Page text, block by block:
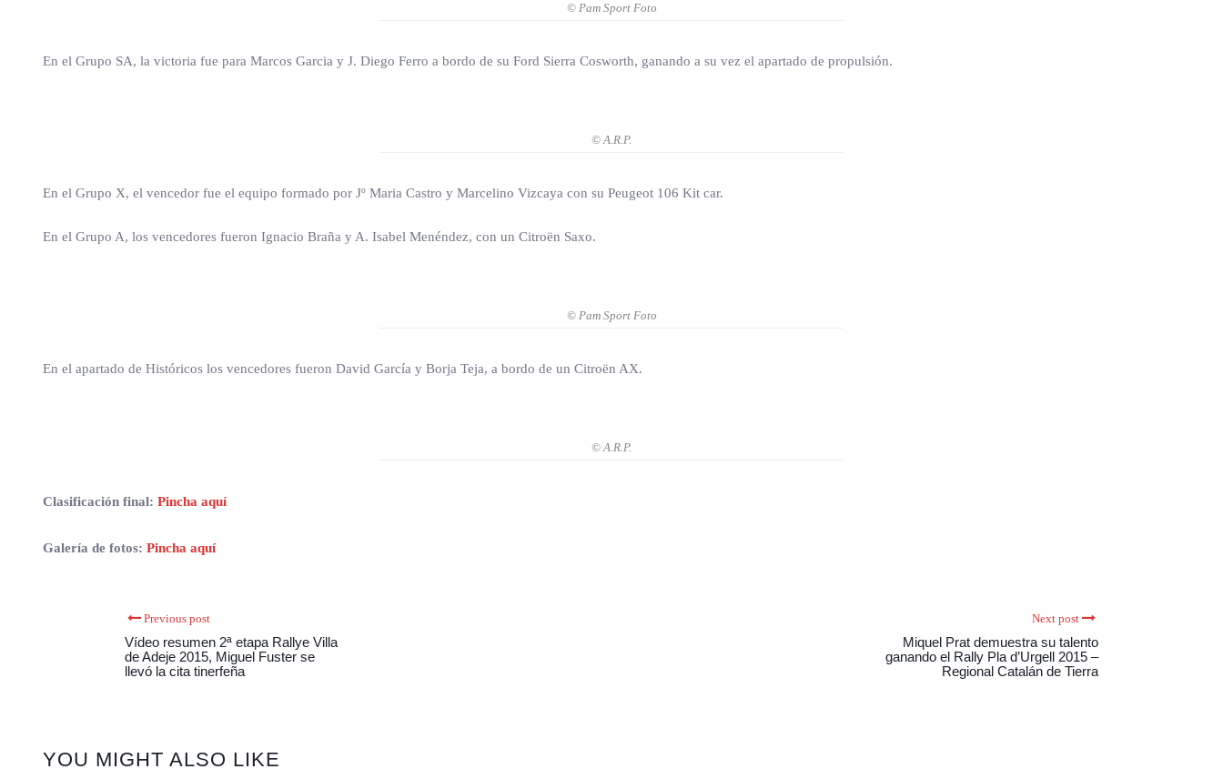
© Pam Sport Foto
En el Grupo SA, la victoria fue para Marcos Garcia y J. Diego Ferro a bordo de su Ford Sierra Cosworth, ganando a su vez el apartado de propulsión.
© A.R.P.
En el Grupo X, el vencedor fue el equipo formado por Jº Maria Castro y Marcelino Vizcaya con su Peugeot 106 Kit car.
En el Grupo A, los vencedores fueron Ignacio Braña y A. Isabel Menéndez, con un Citroën Saxo.
© Pam Sport Foto
En el apartado de Históricos los vencedores fueron David García y Borja Teja, a bordo de un Citroën AX.
© A.R.P.
Clasificación final: Pincha aquí
Galería de fotos: Pincha aquí
Previous post
Vídeo resumen 2ª etapa Rallye Villa
de Adeje 2015, Miguel Fuster se
llevó la cita tinerfeña
Next post
Miquel Prat demuestra su talento
ganando el Rally Pla d’Urgell 2015 –
Regional Catalán de Tierra
YOU MIGHT ALSO LIKE